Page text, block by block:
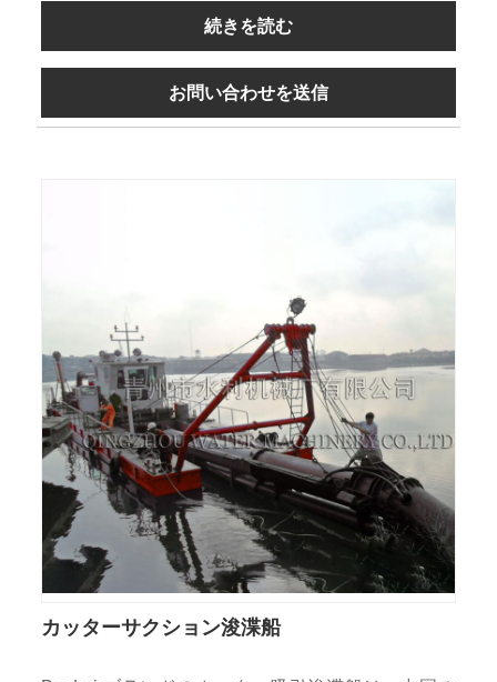
続きを読む
お問い合わせを送信
カッターサクション浚渫船